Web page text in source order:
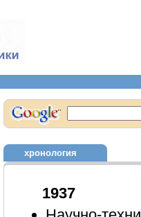
хронология
1937